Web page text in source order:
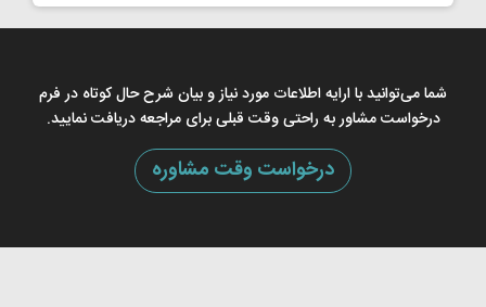
شما می‌توانید با ارایه اطلاعات مورد نیاز و بیان شرح حال کوتاه در فرم
درخواست مشاور به راحتی وقت قبلی برای مراجعه دریافت نمایید.
درخواست وقت مشاوره